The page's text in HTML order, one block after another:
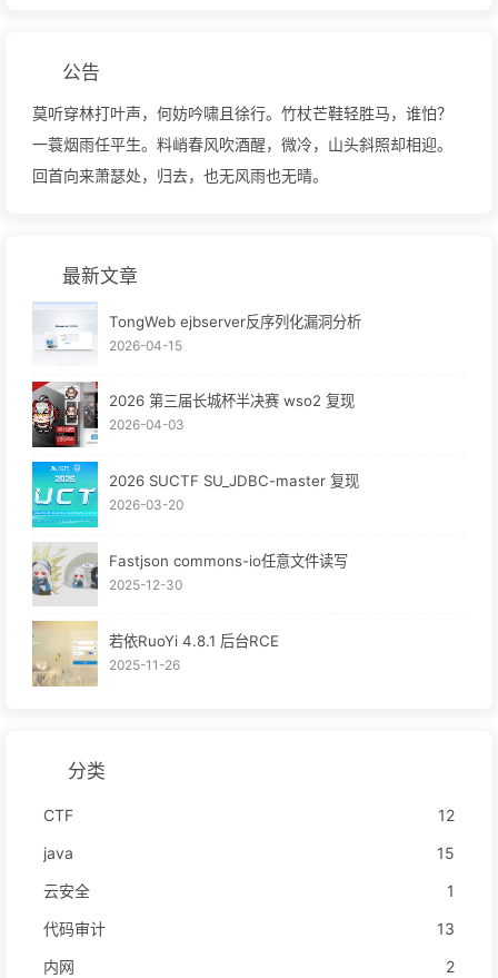
公告
莫听穿林打叶声，何妨吟啸且徐行。竹杖芒鞋轻胜马，谁怕？
一蓑烟雨任平生。料峭春风吹酒醒，微冷，山头斜照却相迎。
回首向来萧瑟处，归去，也无风雨也无晴。
最新文章
TongWeb ejbserver反序列化漏洞分析
2026-04-15
2026 第三届长城杯半决赛 wso2 复现
2026-04-03
2026 SUCTF SU_JDBC-master 复现
2026-03-20
Fastjson commons-io任意文件读写
2025-12-30
若依RuoYi 4.8.1 后台RCE
2025-11-26
分类
CTF
12
java
15
云安全
1
代码审计
13
内网
2